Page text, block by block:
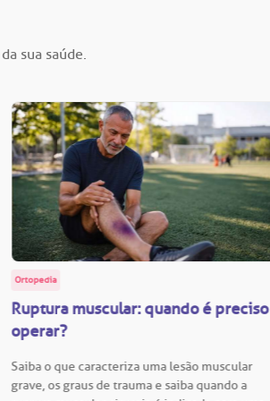
sua saúde.
Ortopedia
Ruptura muscular: quando é preciso
operar?
Saiba o que caracteriza uma lesão muscular
grave, os graus de trauma e saiba quando a